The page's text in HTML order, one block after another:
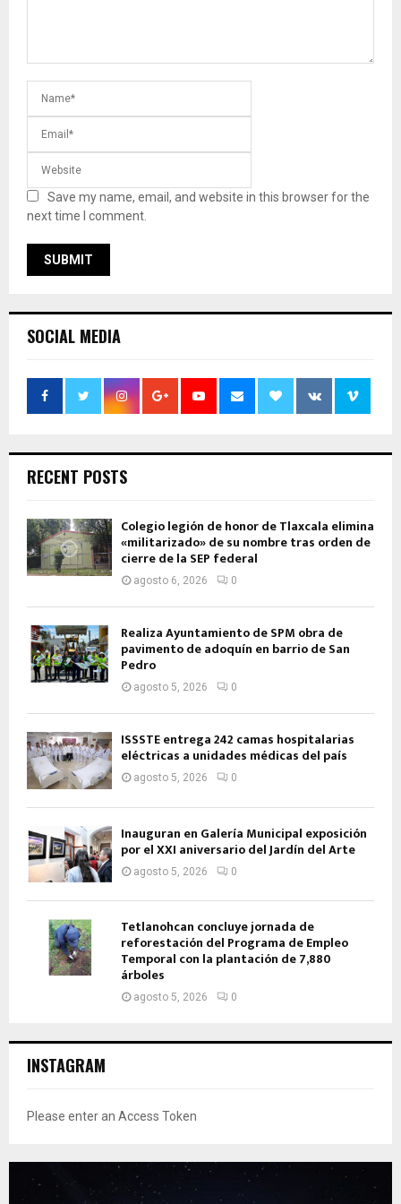
Save my name, email, and website in this browser for the
next time I comment.
SOCIAL MEDIA
RECENT POSTS
Colegio legión de honor de Tlaxcala elimina
«militarizado» de su nombre tras orden de
cierre de la SEP federal
agosto 6, 2026 0
Realiza Ayuntamiento de SPM obra de
pavimento de adoquín en barrio de San
Pedro
agosto 5, 2026 0
ISSSTE entrega 242 camas hospitalarias
eléctricas a unidades médicas del país
agosto 5, 2026 0
Inauguran en Galería Municipal exposición
por el XXI aniversario del Jardín del Arte
agosto 5, 2026 0
Tetlanohcan concluye jornada de
reforestación del Programa de Empleo
Temporal con la plantación de 7,880
árboles
agosto 5, 2026 0
INSTAGRAM
Please enter an Access Token